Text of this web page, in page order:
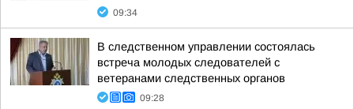
09:34
В следственном управлении состоялась
встреча молодых следователей с
ветеранами следственных органов
09:28